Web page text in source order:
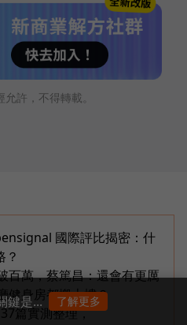
許，不得轉載。
國際評比揭密：什
？
百萬，蔡篤昌：還會有更厲
健身房都搬上樓？
篇實測整理，
鍵是... 了解更多